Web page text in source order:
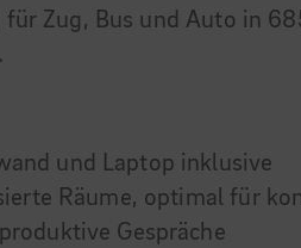
für Zug, Bus und Auto in
und Laptop inklusive
Räume, optimal für
Gespräche